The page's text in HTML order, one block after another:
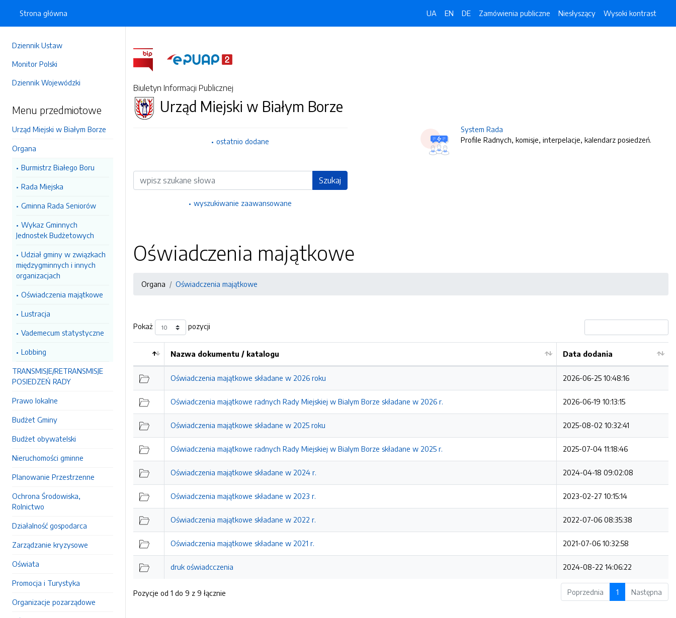
Dziennik Ustaw
Monitor Polski
Dziennik Wojewódzki
Menu przedmiotowe
Urząd Miejski w Białym Borze
Organa
Burmistrz Białego Boru
Rada Miejska
Gminna Rada Seniorów
Wykaz Gminnych
Jednostek Budżetowych
Udział gminy w związkach
międzygminnych i innych
organizacjach
Oświadczenia majątkowe
Lustracja
Vademecum statystyczne
Lobbing
TRANSMISJE/RETRANSMISJE
POSIEDZEŃ RADY
Prawo lokalne
Budżet Gminy
Budżet obywatelski
Nieruchomości gminne
Planowanie Przestrzenne
Ochrona Środowiska,
Rolnictwo
Działalność gospodarca
Zarządzanie kryzysowe
Oświata
Promocja i Turystyka
Organizacje pozarządowe
Strona główna UA EN DE Zamówienia publiczne Niesłyszący Wysoki kontrast
Biuletyn Informacji Publicznej
Urząd Miejski w Białym Borze
ostatnio dodane
Wyszukiwarka Szukaj
wyszukiwanie zaawansowane
System Rada
Profile Radnych, komisje, interpelacje, kalendarz posiedzeń.
Oświadczenia majątkowe
Organa Oświadczenia majątkowe
Pokaż pozycji
Kolejność
Nazwa dokumentu / katalogu Data dodania
Oświadczenia majątkowe składane w 2026 roku 2026-06-25 10:48:16
Oświadczenia majątkowe radnych Rady Miejskiej w Bialym Borze składane w 2026 r. 2026-06-19 10:13:15
Oświadczenia majątkowe składane w 2025 roku 2025-08-02 10:32:41
Oświadczenia majątkowe radnych Rady Miejskiej w Bialym Borze składane w 2025 r. 2025-07-04 11:18:46
Oświadczenia majątkowe składane w 2024 r. 2024-04-18 09:02:08
Oświadczenia majątkowe składane w 2023 r. 2023-02-27 10:15:14
Oświadczenia majątkowe składane w 2022 r. 2022-07-06 08:35:38
Oświadczenia majątkowe składane w 2021 r. 2021-07-06 10:32:58
druk oświadcczenia 2024-08-22 14:06:22
Pozycje od 1 do 9 z 9 łącznie Poprzednia 1 Następna